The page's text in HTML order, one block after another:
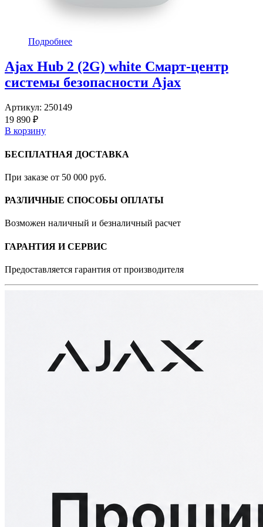
Подробнее
Ajax Hub 2 (2G) white Смарт-центр
системы безопасности Ajax
Артикул: 250149
19 890 ₽
В корзину
БЕСПЛАТНАЯ ДОСТАВКА
При заказе от 50 000 руб.
РАЗЛИЧНЫЕ СПОСОБЫ ОПЛАТЫ
Возможен наличный и безналичный расчет
ГАРАНТИЯ И СЕРВИС
Предоставляется гарантия от производителя